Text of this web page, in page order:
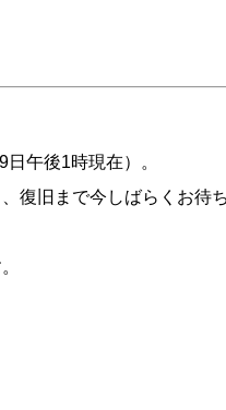
午後1時現在）。
復旧まで今しばらくお待